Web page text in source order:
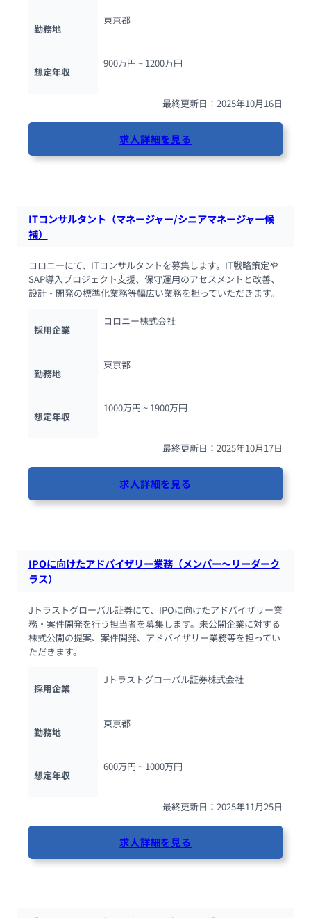
勤務地
東京都
想定年収
900万円 ~ 1200万円
最終更新日：2025年10月16日
求人詳細を見る
ITコンサルタント（マネージャー/シニアマネージャー候
補）
コロニーにて、ITコンサルタントを募集します。IT戦略策定や
SAP導⼊プロジェクト⽀援、保守運⽤のアセスメントと改善、
設計・開発の標準化業務等幅広い業務を担っていただきます。
採用企業
コロニー株式会社
勤務地
東京都
想定年収
1000万円 ~ 1900万円
最終更新日：2025年10月17日
求人詳細を見る
IPOに向けたアドバイザリー業務（メンバー～リーダーク
ラス）
Jトラストグローバル証券にて、IPOに向けたアドバイザリー業
務・案件開発を行う担当者を募集します。未公開企業に対する
株式公開の提案、案件開発、アドバイザリー業務等を担ってい
ただきます。
採用企業
Jトラストグローバル証券株式会社
勤務地
東京都
想定年収
600万円 ~ 1000万円
最終更新日：2025年11月25日
求人詳細を見る